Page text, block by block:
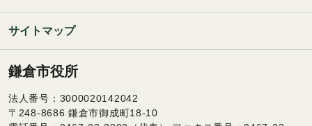
サイトマップ
鎌倉市役所
法人番号：3000020142042
〒248-8686 鎌倉市御成町18-10